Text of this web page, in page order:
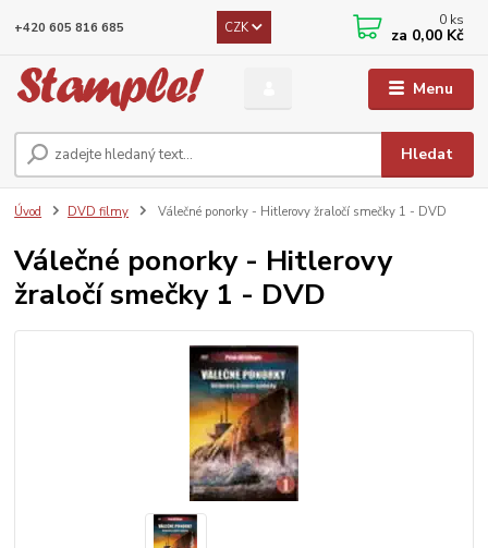
Menu
CZK
Hledat
+420 605 816 685 0 ks
za 0,00 Kč
Úvod DVD filmy Válečné ponorky - Hitlerovy žraločí smečky 1 - DVD
Válečné ponorky - Hitlerovy
žraločí smečky 1 - DVD